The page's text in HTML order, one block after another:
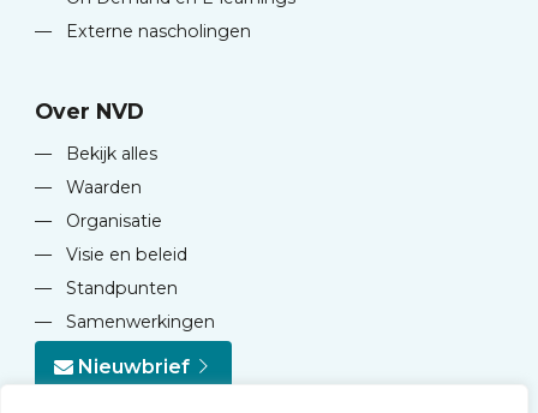
—
Externe nascholingen
Over NVD
—
Bekijk alles
—
Waarden
—
Organisatie
—
Visie en beleid
—
Standpunten
—
Samenwerkingen
Nieuwbrief